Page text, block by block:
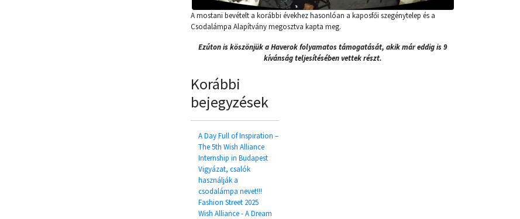
A mostani bevételt a korábbi évekhez hasonlóan a kaposfői szegénytelep és a
Csodalámpa Alapítvány megosztva kapta meg.
Ezúton is köszönjük a Haverok folyamatos támogatását, akik már eddig is 9
kívánság teljesítésében vettek részt.
Korábbi
bejegyzések
A Day Full of Inspiration –
The 5th Wish Alliance
Internship in Budapest
Vigyázat, csalók
használják a
csodalámpa nevet!!!
Fashion Street 2025
Wish Alliance - A Dream